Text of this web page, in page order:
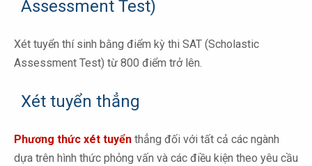
Assessment Test)
Xét tuyển thí sinh bằng điểm kỳ thi SAT (Scholastic
Assessment Test) từ 800 điểm trở lên.
Xét tuyển thẳng
Phương thức xét tuyển thẳng đối với tất cả các ngành
dựa trên hình thức phỏng vấn và các điều kiện theo yêu cầu